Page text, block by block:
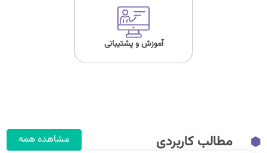
آموزش و پشتیبانی
مطالب کاربردی مشاهده همه